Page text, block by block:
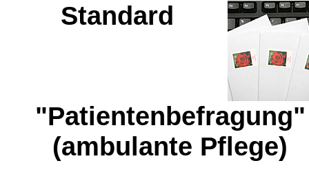
Standard
"Patientenbefragung"
(ambulante Pflege)